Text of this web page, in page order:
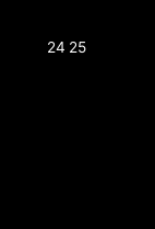
24 25